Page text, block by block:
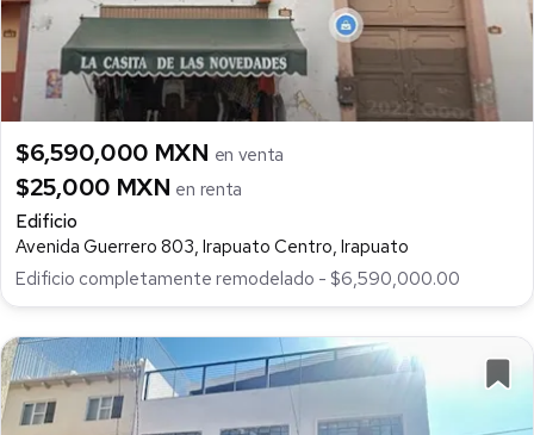
$6,590,000 MXN en venta
$25,000 MXN en renta
Edificio
Avenida Guerrero 803, Irapuato Centro, Irapuato
Edificio completamente remodelado - $6,590,000.00